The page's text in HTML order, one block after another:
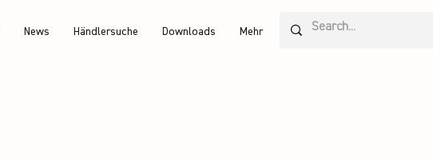
News Händlersuche Downloads Mehr